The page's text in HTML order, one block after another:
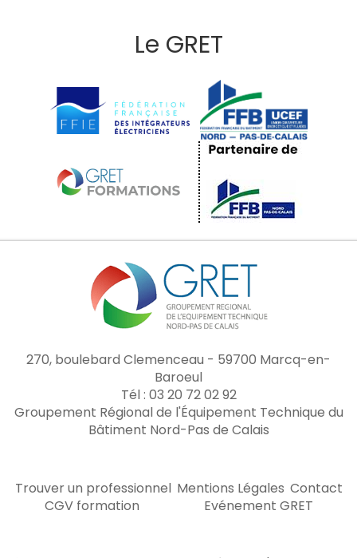
Le GRET
270, boulebard Clemenceau - 59700 Marcq-en-
Baroeul
Tél : 03 20 72 02 92
Groupement Régional de l'Équipement Technique du
Bâtiment Nord-Pas de Calais
Trouver un professionnel Mentions Légales Contact
CGV formation
Evénement GRET